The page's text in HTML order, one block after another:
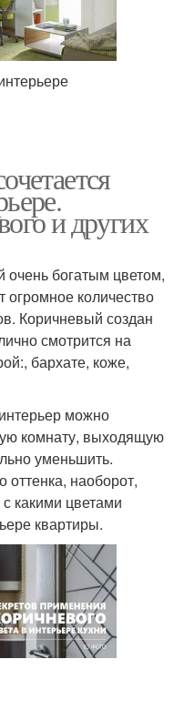
и других
богатым цветом,
огромное количество
Коричневый создан
смотрится на
бархате, коже,
можно
комнату, выходящую
уменьшить.
наоборот,
какими цветами
квартиры.